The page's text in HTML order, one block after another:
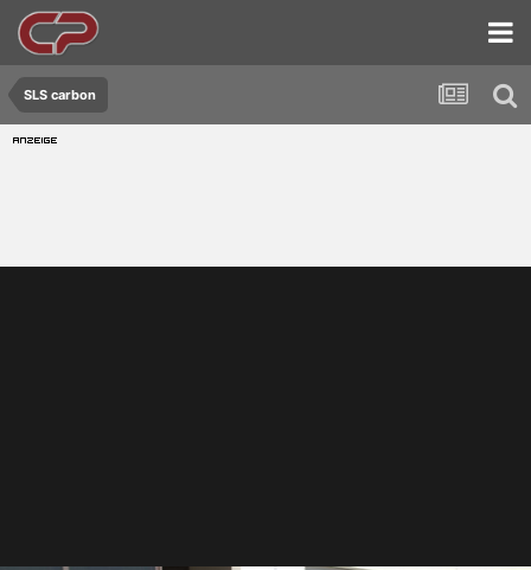
SLS carbon